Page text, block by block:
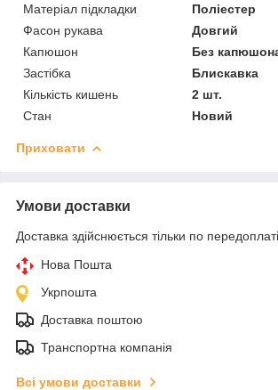
Матеріал підкладки
Поліестер
Фасон рукава
Довгий
Капюшон
Без
Застібка
Блискавка
Кількість кишень
2 шт.
Стан
Новий
Приховати
Умови доставки
Доставка здійснюється тільки по передоплаті.
Нова Пошта
Укрпошта
Доставка поштою
Транспортна компанія
Всі умови доставки